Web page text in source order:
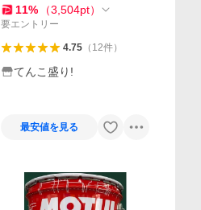
ンジンオイル [正規品]
11% （3,504pt）
要エントリー
4.75（ 12件）
てんこ盛り!
最安値を見る